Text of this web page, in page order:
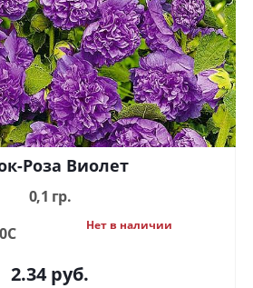
Роза Виолет
0,1 гр.
Нет в наличии
2.34руб.